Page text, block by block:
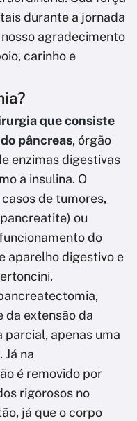
durante a jornada
agradecimento
carinho e
que consiste
pâncreas, órgão
enzimas digestivas
a insulina. O
de tumores,
ou
do
aparelho digestivo e
da extensão da
apenas uma
na
é removido por
rigorosos no
já que o corpo